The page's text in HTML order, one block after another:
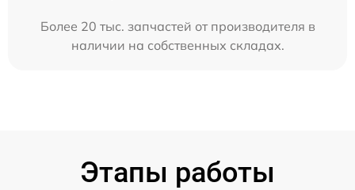
Более 20 тыс. запчастей от производителя в
наличии на собственных складах.
Этапы работы